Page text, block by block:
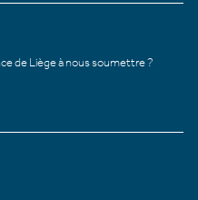
de Liège à nous soumettre ?